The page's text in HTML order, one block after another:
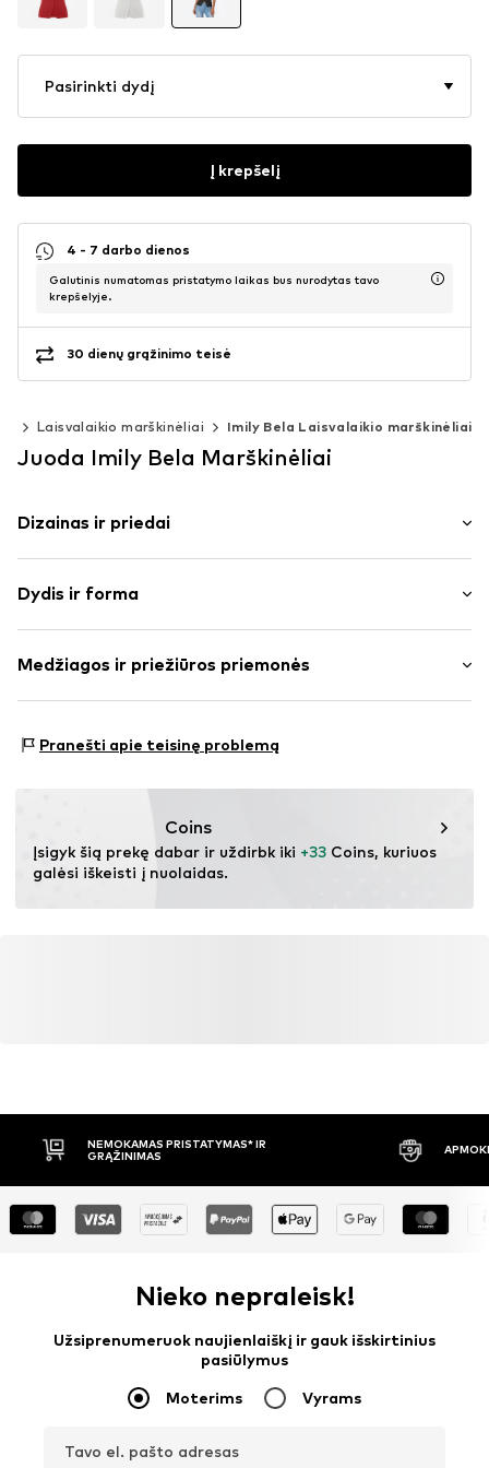
Pasirinkti dydį
Į krepšelį
4 - 7 darbo dienos
Galutinis numatomas pristatymo laikas bus nurodytas tavo
krepšelyje.
30 dienų grąžinimo teisė
Laisvalaikio marškinėliai Imily Bela Laisvalaikio marškinėliai
Juoda Imily Bela Marškinėliai
Dizainas ir priedai
plonas trikotažas
Apskrita kaklo iškirptė
Kraštas su sagomis
Užsegimas sagomis
Dydis ir forma
Ilgis: Normalaus ilgio
Pritaikomumas: Siauras prigludimas
Dydžių lentelė
Medžiagos ir priežiūros priemonės
Pranešti apie teisinę problemą
Coins
Įsigyk šią prekę dabar ir uždirbk iki +33 Coins, kuriuos
galėsi iškeisti į nuolaidas.
NEMOKAMAS PRISTATYMAS* IR
GRĄŽINIMAS
Nieko nepraleisk!
Užsiprenumeruok naujienlaiškį ir gauk išskirtinius
pasiūlymus
Moterims Vyrams
Tavo el. pašto adresas